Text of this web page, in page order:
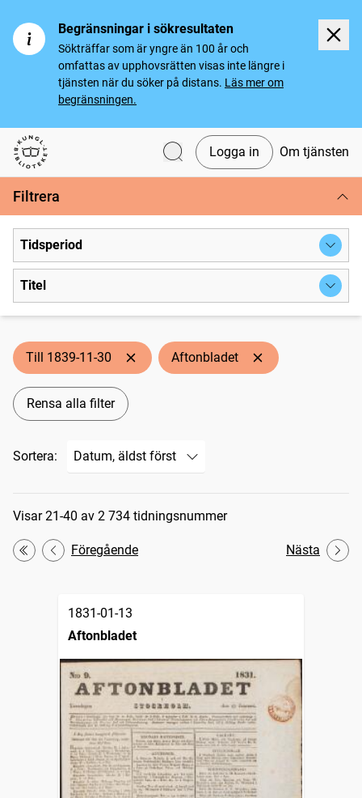
Begränsningar i sökresultaten
Sökträffar som är yngre än 100 år och
omfattas av upphovsrätten visas inte längre i
tjänsten när du söker på distans. Läs mer om
begränsningen.
Svenska tidningar
Logga in Om tjänsten
Filtrera
Tidsperiod
Titel
Till 1839-11-30 Aftonbladet
Rensa alla filter
Sortera:
Sökresultat
Visar 21-40 av 2 734 tidningsnummer
Första
Föregående Nästa
1831-01-13
Aftonbladet